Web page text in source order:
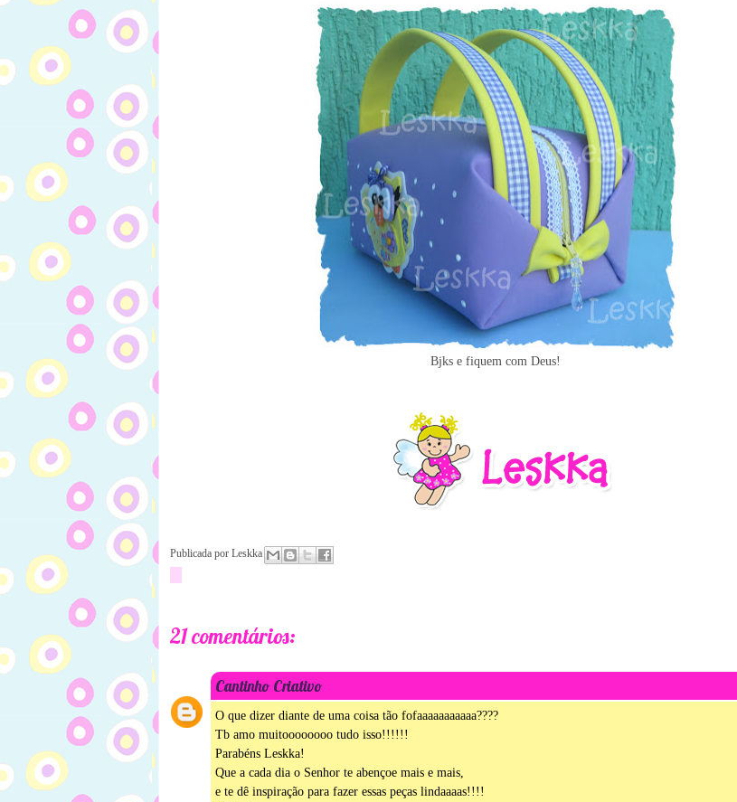
Bjks e fiquem com Deus!
Publicada por Leskka
21 comentários:
Cantinho Criativo
O que dizer diante de uma coisa tão fofaaaaaaaaaaa????
Tb amo muitoooooooo tudo isso!!!!!!
Parabéns Leskka!
Que a cada dia o Senhor te abençoe mais e mais,
e te dê inspiração para fazer essas peças lindaaaas!!!!